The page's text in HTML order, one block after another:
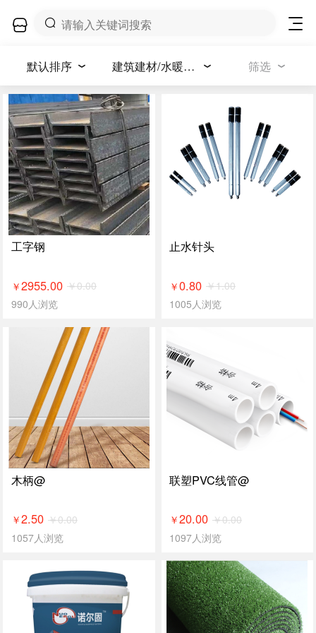
默认排序 建筑建材/水暖卫浴 筛选
工字钢
￥2955.00 ￥0.00
990人浏览
止水针头
￥0.80 ￥1.00
1005人浏览
木柄@
￥2.50 ￥0.00
1057人浏览
联塑PVC线管@
￥20.00 ￥0.00
1097人浏览